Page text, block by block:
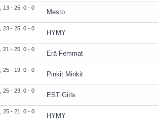
13 - 25, 0 - 0
Mesto
23 - 25, 0 - 0
HYMY
21 - 25, 0 - 0
Erä Femmat
25 - 19, 0 - 0
Pinkit Minkit
25 - 23, 0 - 0
EST Girls
25 - 21, 0 - 0
HYMY